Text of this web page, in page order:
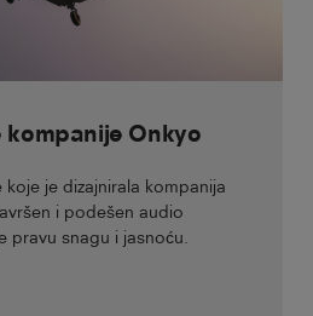
kompanije Onkyo
koje je dizajnirala kompanija
i podešen audio
pravu snagu i jasnoću.